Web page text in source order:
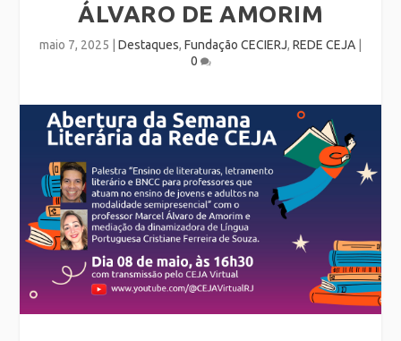
ÁLVARO DE AMORIM
maio 7, 2025 Destaques, Fundação CECIERJ, REDE CEJA
0